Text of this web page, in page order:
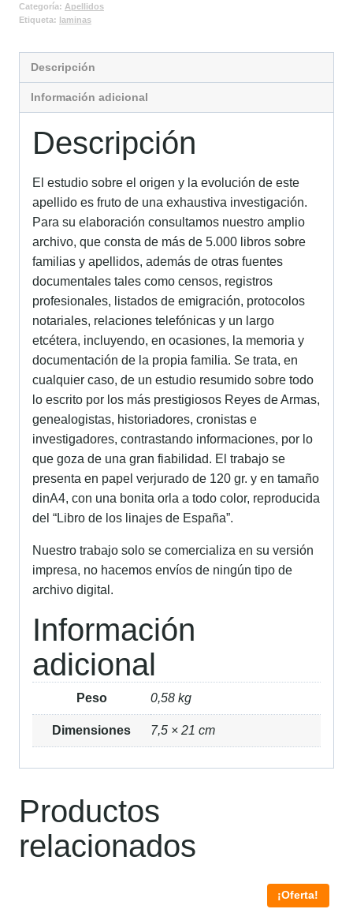
Categoría: Apellidos
Etiqueta: laminas
Descripción
Información adicional
Descripción
El estudio sobre el origen y la evolución de este
apellido es fruto de una exhaustiva investigación.
Para su elaboración consultamos nuestro amplio
archivo, que consta de más de 5.000 libros sobre
familias y apellidos, además de otras fuentes
documentales tales como censos, registros
profesionales, listados de emigración, protocolos
notariales, relaciones telefónicas y un largo
etcétera, incluyendo, en ocasiones, la memoria y
documentación de la propia familia. Se trata, en
cualquier caso, de un estudio resumido sobre todo
lo escrito por los más prestigiosos Reyes de Armas,
genealogistas, historiadores, cronistas e
investigadores, contrastando informaciones, por lo
que goza de una gran fiabilidad. El trabajo se
presenta en papel verjurado de 120 gr. y en tamaño
dinA4, con una bonita orla a todo color, reproducida
del “Libro de los linajes de España”.
Nuestro trabajo solo se comercializa en su versión
impresa, no hacemos envíos de ningún tipo de
archivo digital.
Información
adicional
Peso 0,58 kg
Dimensiones 7,5 × 21 cm
Productos
relacionados
¡Oferta!